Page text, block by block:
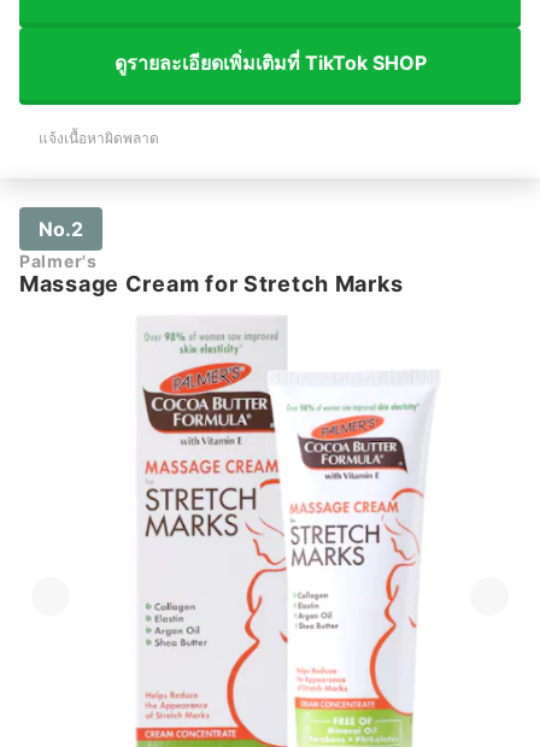
ดูรายละเอียดเพิ่มเติมที่ TikTok SHOP
แจ้งเนื้อหาผิดพลาด
No.2
Palmer's
Massage Cream for Stretch Marks